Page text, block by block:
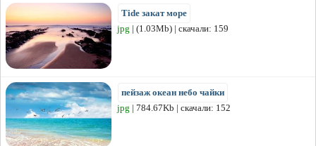
Tide закат море
jpg | (1.03Mb) | скачали: 159
пейзаж океан небо чайки
jpg | 784.67Kb | скачали: 152